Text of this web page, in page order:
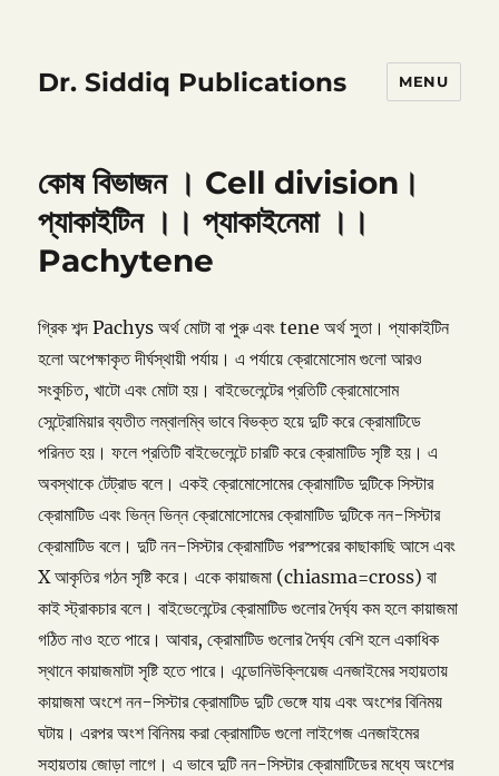
Dr. Siddiq Publications MENU
কোষ বিভাজন । Cell division।
প্যাকাইটিন ।। প্যাকাইনেমা ।।
Pachytene
গ্রিক শব্দ Pachys অর্থ মোটা বা পুরু এবং tene অর্থ সুতা। প্যাকাইটিন
হলো অপেক্ষাকৃত দীর্ঘস্থায়ী পর্যায়। এ পর্যায়ে ক্রোমোসোম গুলো আরও
সংকুচিত, খাটো এবং মোটা হয়। বাইভেলেন্টের প্রতিটি ক্রোমোসোম
সেন্ট্রোমিয়ার ব্যতীত লম্বালম্বি ভাবে বিভক্ত হয়ে দুটি করে ক্রোমাটিডে
পরিনত হয়। ফলে প্রতিটি বাইভেলেন্টে চারটি করে ক্রোমাটিড সৃষ্টি হয়। এ
অবস্থাকে টেট্রাড বলে। একই ক্রোমোসোমের ক্রোমাটিড দুটিকে সিস্টার
ক্রোমাটিড এবং ভিন্ন ভিন্ন ক্রোমোসোমের ক্রোমাটিড দুটিকে নন-সিস্টার
ক্রোমাটিড বলে। দুটি নন-সিস্টার ক্রোমাটিড পরস্পরের কাছাকাছি আসে এবং
X আকৃতির গঠন সৃষ্টি করে। একে কায়াজমা (chiasma=cross) বা
কাই স্ট্রাকচার বলে। বাইভেলেন্টের ক্রোমাটিড গুলোর দৈর্ঘ্য কম হলে কায়াজমা
গঠিত নাও হতে পারে। আবার, ক্রোমাটিড গুলোর দৈর্ঘ্য বেশি হলে একাধিক
স্থানে কায়াজমাটা সৃষ্টি হতে পারে। এন্ডোনিউক্লিয়েজ এনজাইমের সহায়তায়
কায়াজমা অংশে নন-সিস্টার ক্রোমাটিড দুটি ভেঙ্গে যায় এবং অংশের বিনিময়
ঘটায়। এরপর অংশ বিনিময় করা ক্রোমাটিড গুলো লাইগেজ এনজাইমের
সহায়তায় জোড়া লাগে। এ ভাবে দুটি নন-সিস্টার ক্রোমাটিডের মধ্যে অংশের